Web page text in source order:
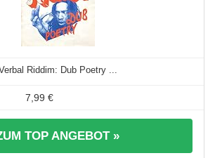
Riddim: Dub Poetry ...
7,99 €
TOP ANGEBOT »